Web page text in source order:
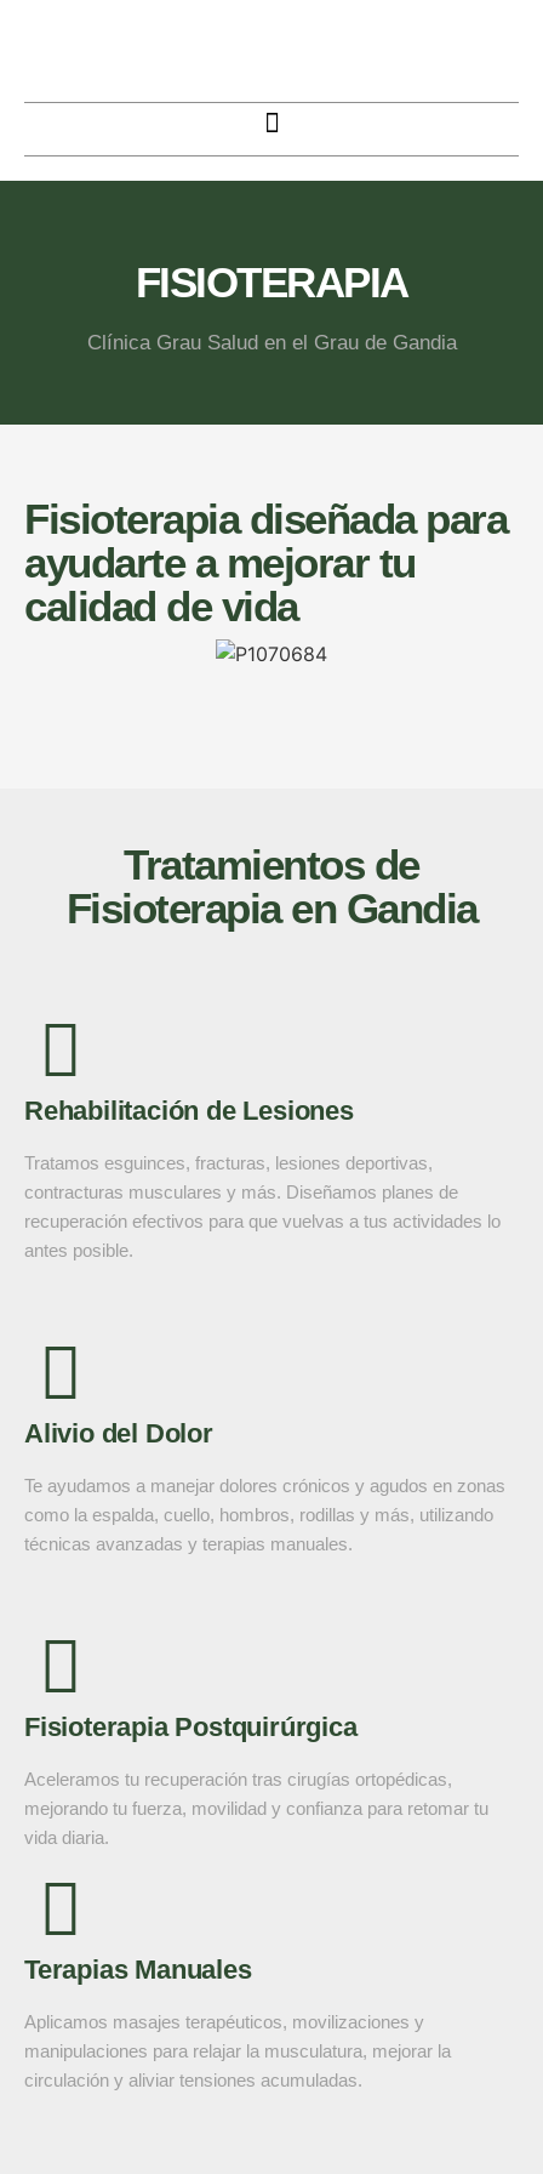
FISIOTERAPIA
Clínica Grau Salud en el Grau de Gandia
Fisioterapia diseñada para
ayudarte a mejorar tu
calidad de vida
Tratamientos de
Fisioterapia en Gandia
Rehabilitación de Lesiones
Tratamos esguinces, fracturas, lesiones deportivas,
contracturas musculares y más. Diseñamos planes de
recuperación efectivos para que vuelvas a tus actividades lo
antes posible.
Alivio del Dolor
Te ayudamos a manejar dolores crónicos y agudos en zonas
como la espalda, cuello, hombros, rodillas y más, utilizando
técnicas avanzadas y terapias manuales.
Fisioterapia Postquirúrgica
Aceleramos tu recuperación tras cirugías ortopédicas,
mejorando tu fuerza, movilidad y confianza para retomar tu
vida diaria.
Terapias Manuales
Aplicamos masajes terapéuticos, movilizaciones y
manipulaciones para relajar la musculatura, mejorar la
circulación y aliviar tensiones acumuladas.